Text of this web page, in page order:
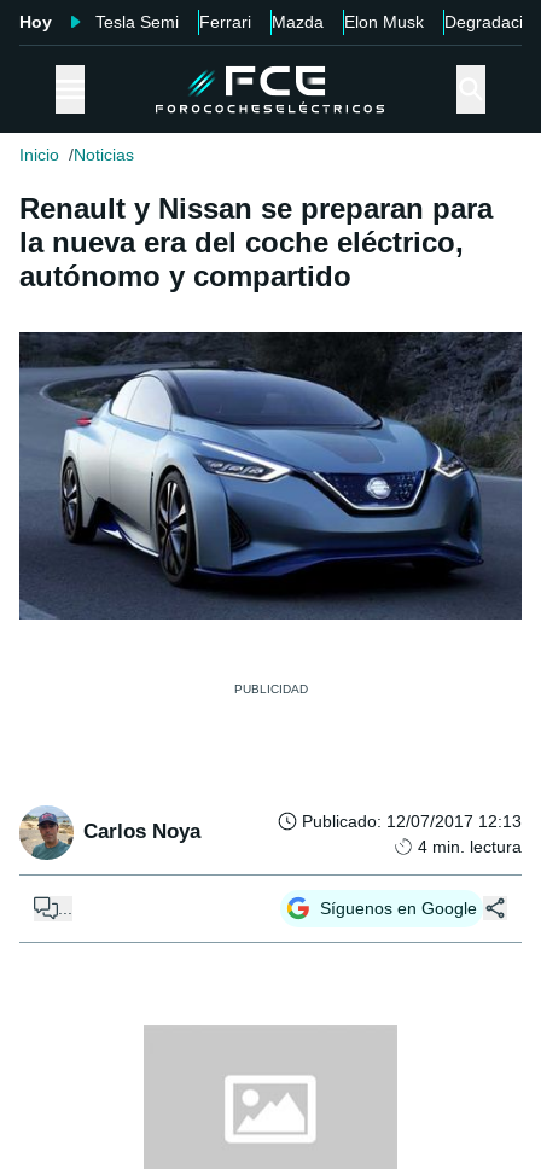
Hoy Tesla Semi Ferrari Mazda Elon Musk Degradación
Inicio Noticias
Renault y Nissan se preparan para
la nueva era del coche eléctrico,
autónomo y compartido
Carlos Noya Publicado: 12/07/2017 12:13
4 min. lectura
Síguenos en Google